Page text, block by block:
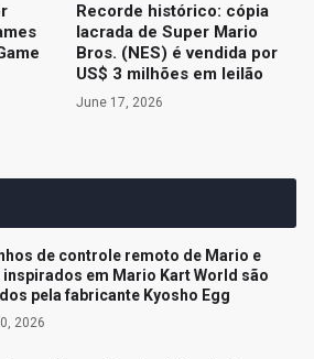
Recorde histórico: cópia
lacrada de Super Mario
Bros. (NES) é vendida por
US$ 3 milhões em leilão
June 17, 2026
de controle remoto de Mario e
inspirados em Mario Kart World são
pela fabricante Kyosho Egg
2026